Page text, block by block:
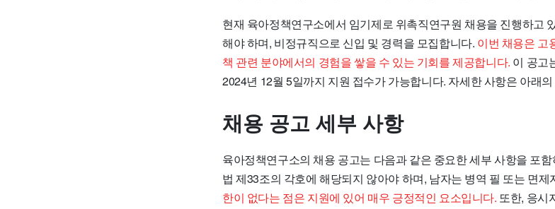
현재 육아정책연구소에서 임기제로 위촉직연구원 채용을 진행하고
해야 하며, 비정규직으로 신입 및 경력을 모집합니다. 이번 채용은 고
책 관련 분야에서의 경험을 쌓을 수 있는 기회를 제공합니다. 이 공고
2024년 12월 5일까지 지원 접수가 가능합니다. 자세한 사항은 아래
채용 공고 세부 사항
육아정책연구소의 채용 공고는 다음과 같은 중요한 세부 사항을 포
법 제33조의 각호에 해당되지 않아야 하며, 남자는 병역 필 또는 면제
한이 없다는 점은 지원에 있어 매우 긍정적인 요소입니다. 또한, 응시